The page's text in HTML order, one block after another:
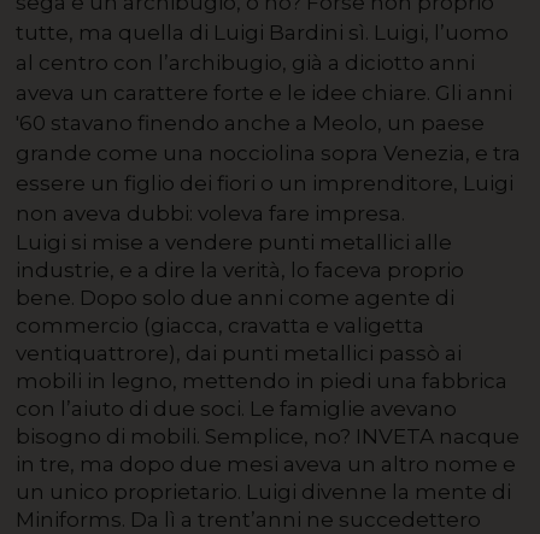
tutte, ma quella di Luigi Bardini sì. Luigi, l’uomo
al centro con l’archibugio, già a diciotto anni
aveva un carattere forte e le idee chiare. Gli anni
'60 stavano finendo anche a Meolo, un paese
grande come una nocciolina sopra Venezia, e tra
essere un figlio dei fiori o un imprenditore, Luigi
non aveva dubbi: voleva fare impresa.
Luigi si mise a vendere punti metallici alle
industrie, e a dire la verità, lo faceva proprio
bene. Dopo solo due anni come agente di
commercio (giacca, cravatta e valigetta
ventiquattrore), dai punti metallici passò ai
mobili in legno, mettendo in piedi una fabbrica
con l’aiuto di due soci. Le famiglie avevano
bisogno di mobili. Semplice, no? INVETA nacque
in tre, ma dopo due mesi aveva un altro nome e
un unico proprietario. Luigi divenne la mente di
Miniforms. Da lì a trent’anni ne succedettero